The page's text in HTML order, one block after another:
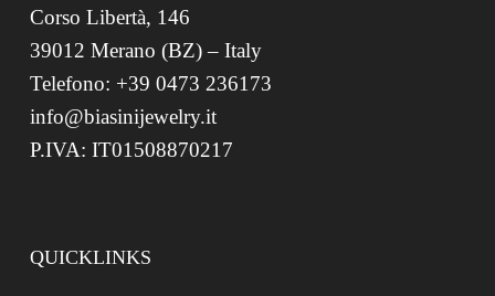
Corso Libertà, 146
39012 Merano (BZ) – Italy
Telefono: +39 0473 236173
info@biasinijewelry.it
P.IVA: IT01508870217
QUICKLINKS